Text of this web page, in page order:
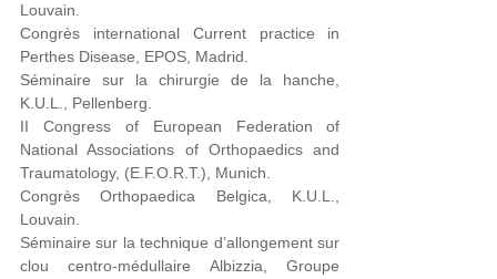
Louvain.
Congrès international Current practice in
Perthes Disease, EPOS, Madrid.
Séminaire sur la chirurgie de la hanche,
K.U.L., Pellenberg.
II Congress of European Federation of
National Associations of Orthopaedics and
Traumatology, (E.F.O.R.T.), Munich.
Congrès Orthopaedica Belgica, K.U.L.,
Louvain.
Séminaire sur la technique d’allongement sur
clou centro-médullaire Albizzia, Groupe